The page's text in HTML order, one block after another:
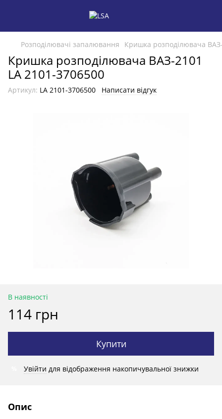
Розподілювачі запалювання Кришка розподілювача
Кришка розподілювача ВАЗ-2101
LA 2101-3706500
Артикул: LA 2101-3706500 Написати відгук
В наявності
114 грн
Купити
Увійти для відображення накопичувальної знижки
Опис